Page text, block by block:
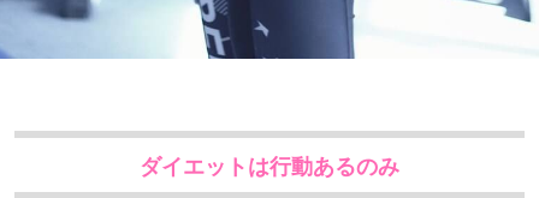
ダイエットは行動あるのみ